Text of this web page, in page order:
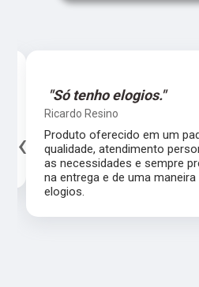
"Só tenho elogios."
Ricardo Resino
Produto oferecido em um
qualidade, atendimento
as necessidades e sempre
na entrega e de uma
elogios.
‹